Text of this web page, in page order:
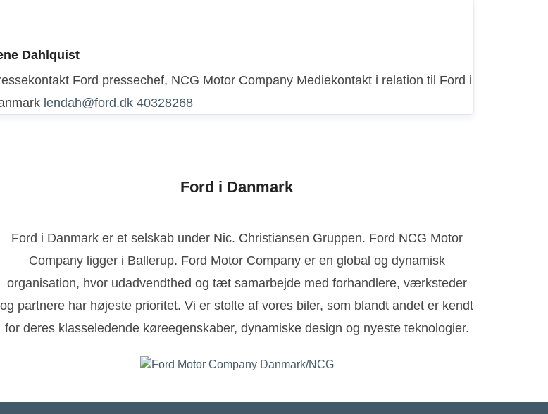
Dahlquist
Ford pressechef, NCG Motor Company Mediekontakt i relation til Ford i
lendah@ford.dk 40328268
Ford i Danmark
Ford i Danmark er et selskab under Nic. Christiansen Gruppen. Ford NCG Motor
Company ligger i Ballerup. Ford Motor Company er en global og dynamisk
organisation, hvor udadvendthed og tæt samarbejde med forhandlere, værksteder
og partnere har højeste prioritet. Vi er stolte af vores biler, som blandt andet er kendt
for deres klasseledende køreegenskaber, dynamiske design og nyeste teknologier.